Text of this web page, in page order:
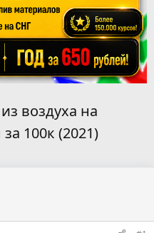
воздуха на
100к (2021)